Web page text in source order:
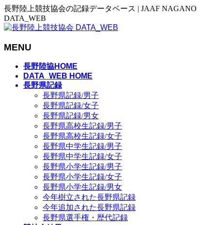
長野陸上競技協会の記録データベース | JAAF NAGANO
DATA_WEB
MENU
長野陸協HOME
DATA_WEB HOME
長野県記録
長野県記録/男子
長野県記録/女子
長野県記録/男女
長野県高校生記録/男子
長野県高校生記録/女子
長野県中学生記録/男子
長野県中学生記録/女子
長野県小学生記録/男子
長野県小学生記録/女子
長野県小学生記録/男女
今年樹立された長野県記録
今年追加された長野県記録
長野県選手権・歴代記録